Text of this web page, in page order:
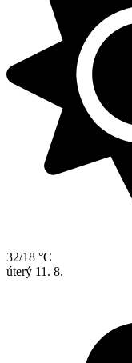
32/18 °C
úterý 11. 8.